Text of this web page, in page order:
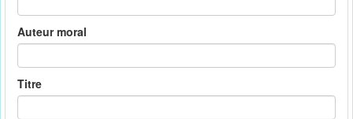
Auteur moral
Titre